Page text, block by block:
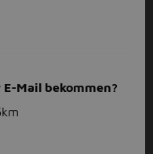
Mail bekommen?